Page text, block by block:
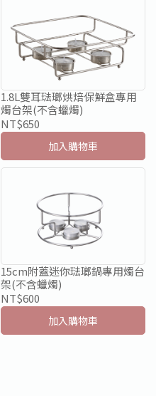
1.8L雙耳琺瑯烘焙保鮮盒專用
燭台架(不含蠟燭)
NT$650
加入購物車
15cm附蓋迷你琺瑯鍋專用燭台
架(不含蠟燭)
NT$600
加入購物車